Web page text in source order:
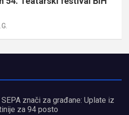
znači za građane: Uplate iz
za 94 posto